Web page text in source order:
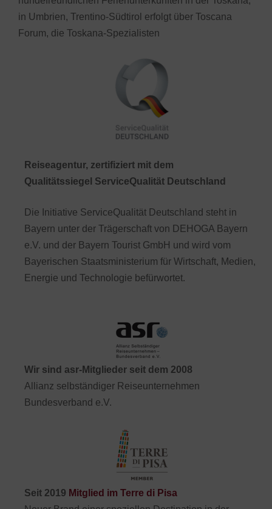
in Umbrien, Trentino-Südtirol erfolgt über Toscana
Forum, die Toskana-Spezialisten
Reiseagentur, zertifiziert mit dem
Qualitätssiegel ServiceQualität Deutschland
Die Initiative ServiceQualität Deutschland steht in
Bayern unter der Trägerschaft von DEHOGA Bayern
e.V. und der Bayern Tourist GmbH und wird vom
Bayerischen Staatsministerium für Wirtschaft, Medien,
Energie und Technologie befürwortet.
Wir sind asr-Mitglieder seit dem 2008
Allianz selbständiger Reiseunternehmen
Bundesverband e.V.
Seit 2019 Mitglied im Terre di Pisa